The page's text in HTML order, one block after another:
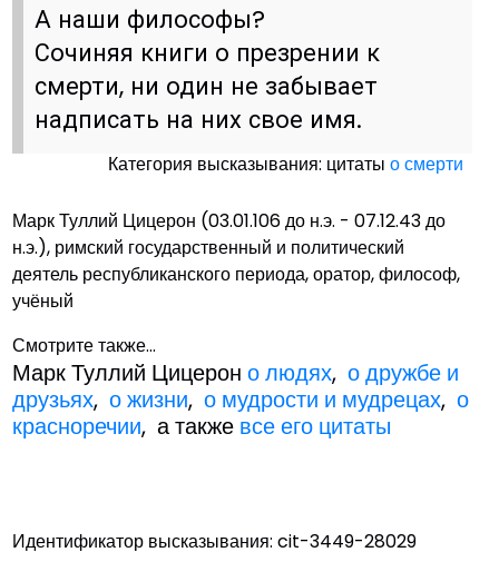
А наши философы?
Сочиняя книги о презрении к
смерти, ни один не забывает
надписать на них свое имя.
Категория высказывания: цитатыо смерти
Марк Туллий Цицерон (03.01.106 до н.э. - 07.12.43 до
н.э.), римский государственный и политический
деятель республиканского периода, оратор, философ,
учёный
Смотрите также...
Марк Туллий Цицероно людях,о дружбе и
друзьях,о жизни,о мудрости и мудрецах,о
красноречии, а также все его цитаты
Идентификатор высказывания: cit-3449-28029